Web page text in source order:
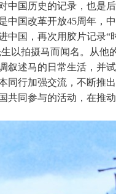
中国历史的记录，也是
中国改革开放45周年，
中国，再次用胶片记录“
以拍摄马而闻名。从
叙述马的日常生活，并
同行加强交流，不断推
共同参与的活动，在推